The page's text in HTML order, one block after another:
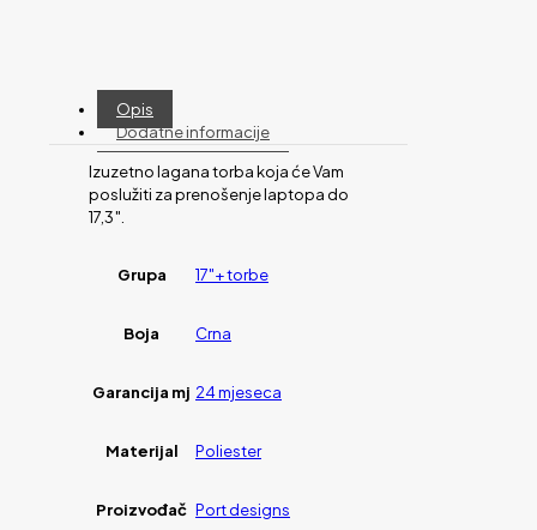
Opis
Dodatne informacije
Izuzetno lagana torba koja će Vam
poslužiti za prenošenje laptopa do
17,3″.
Grupa 17"+ torbe
Boja Crna
Garancija mj 24 mjeseca
Materijal Poliester
Proizvođač Port designs